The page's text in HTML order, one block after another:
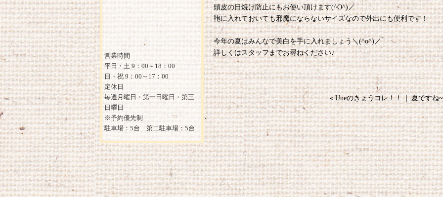
頭皮の日焼け防止にもお使い頂けます(^O^)／
鞄に入れておいても邪魔にならないサイズなので外出にも便利です！
今年の夏はみんなで美白を手に入れましょう＼(^o^)／
詳しくはスタッフまでお尋ねください♪
«Uneのきょうコレ！！|夏ですね~
営業時間
平日・土 9：00～18：00
日・祝 9：00～17：00
定休日
毎週月曜日・第一日曜日・第三
日曜日
※予約優先制
駐車場：5台 第二駐車場：5台